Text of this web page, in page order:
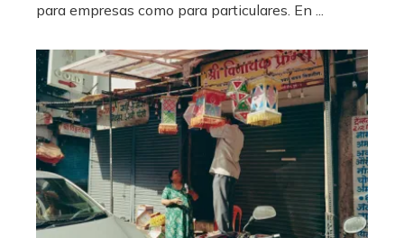
para empresas como para particulares. En ...